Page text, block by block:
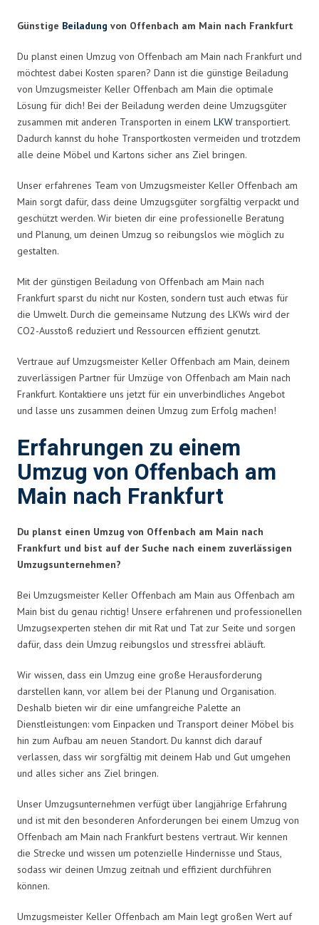
Günstige Beiladung von Offenbach am Main nach Frankfurt
Du planst einen Umzug von Offenbach am Main nach Frankfurt und
möchtest dabei Kosten sparen? Dann ist die günstige Beiladung
von Umzugsmeister Keller Offenbach am Main die optimale
Lösung für dich! Bei der Beiladung werden deine Umzugsgüter
zusammen mit anderen Transporten in einem LKWtransportiert.
Dadurch kannst du hohe Transportkosten vermeiden und trotzdem
alle deine Möbel und Kartons sicher ans Ziel bringen.
Unser erfahrenes Team von Umzugsmeister Keller Offenbach am
Main sorgt dafür, dass deine Umzugsgüter sorgfältig verpackt und
geschützt werden. Wir bieten dir eine professionelle Beratung
und Planung, um deinen Umzug so reibungslos wie möglich zu
gestalten.
Mit der günstigen Beiladung von Offenbach am Main nach
Frankfurt sparst du nicht nur Kosten, sondern tust auch etwas für
die Umwelt. Durch die gemeinsame Nutzung des LKWs wird der
CO2-Ausstoß reduziert und Ressourcen effizient genutzt.
Vertraue auf Umzugsmeister Keller Offenbach am Main, deinem
zuverlässigen Partner für Umzüge von Offenbach am Main nach
Frankfurt. Kontaktiere uns jetzt für ein unverbindliches Angebot
und lasse uns zusammen deinen Umzug zum Erfolg machen!
Erfahrungen zu einem
Umzug von Offenbach am
Main nach Frankfurt
Du planst einen Umzug von Offenbach am Main nach
Frankfurt und bist auf der Suche nach einem zuverlässigen
Umzugsunternehmen?
Bei Umzugsmeister Keller Offenbach am Main aus Offenbach am
Main bist du genau richtig! Unsere erfahrenen und professionellen
Umzugsexperten stehen dir mit Rat und Tat zur Seite und sorgen
dafür, dass dein Umzug reibungslos und stressfrei abläuft.
Wir wissen, dass ein Umzug eine große Herausforderung
darstellen kann, vor allem bei der Planung und Organisation.
Deshalb bieten wir dir eine umfangreiche Palette an
Dienstleistungen: vom Einpacken und Transport deiner Möbel bis
hin zum Aufbau am neuen Standort. Du kannst dich darauf
verlassen, dass wir sorgfältig mit deinem Hab und Gut umgehen
und alles sicher ans Ziel bringen.
Unser Umzugsunternehmen verfügt über langjährige Erfahrung
und ist mit den besonderen Anforderungen bei einem Umzug von
Offenbach am Main nach Frankfurt bestens vertraut. Wir kennen
die Strecke und wissen um potenzielle Hindernisse und Staus,
sodass wir deinen Umzug zeitnah und effizient durchführen
können.
Umzugsmeister Keller Offenbach am Main legt großen Wert auf